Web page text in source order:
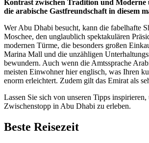
Kontrast zwischen Tradition und Moderne
die arabische Gastfreundschaft in diesem
Wer Abu Dhabi besucht, kann die fabelhafte
Moschee, den unglaublich spektakulären
modernen Türme, die besonders großen
Marina Mall und die unzähligen
bewundern. Auch wenn die Amtssprache
meisten Einwohner hier englisch, was Ihren
enorm erleichtert. Zudem gilt das Emirat als
Lassen Sie sich von unseren Tipps
Zwischenstopp in Abu Dhabi zu erleben.
Beste Reisezeit